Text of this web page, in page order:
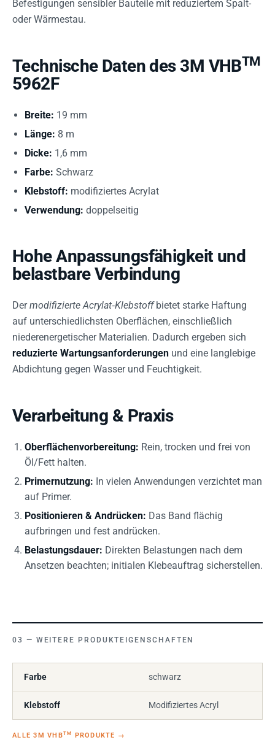
Befestigungen sensibler Bauteile mit reduziertem Spalt-
oder Wärmestau.
Technische Daten des 3M VHBTM
5962F
Breite: 19 mm
Länge: 8 m
Dicke: 1,6 mm
Farbe: Schwarz
Klebstoff: modifiziertes Acrylat
Verwendung: doppelseitig
Hohe Anpassungsfähigkeit und
belastbare Verbindung
Dermodifizierte Acrylat‑Klebstoffbietet starke Haftung
auf unterschiedlichsten Oberflächen, einschließlich
niederenergetischer Materialien. Dadurch ergeben sich
reduzierte Wartungsanforderungen und eine langlebige
Abdichtung gegen Wasser und Feuchtigkeit.
Verarbeitung & Praxis
Oberflächenvorbereitung: Rein, trocken und frei von
Öl/Fett halten.
Primernutzung: In vielen Anwendungen verzichtet man
auf Primer.
Positionieren & Andrücken: Das Band flächig
aufbringen und fest andrücken.
Belastungsdauer: Direkten Belastungen nach dem
Ansetzen beachten; initialen Klebeauftrag sicherstellen.
WEITERE PRODUKTEIGENSCHAFTEN
Farbe schwarz
Klebstoff Modifiziertes Acryl
ALLE 3M VHBTM PRODUKTE →